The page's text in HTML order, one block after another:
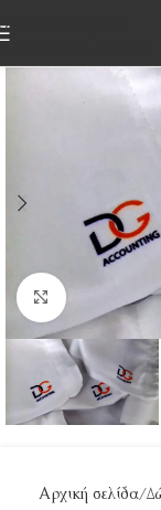
Skip to navigation
Skip to main content
Κάντε κλικ
Αρχική σελίδα